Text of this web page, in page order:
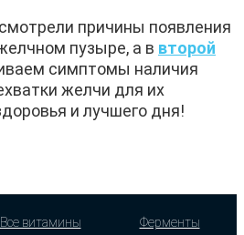
причины появления
пузыре, а в второй
симптомы наличия
желчи для их
и лучшего дня!
Все витамины
Ферменты